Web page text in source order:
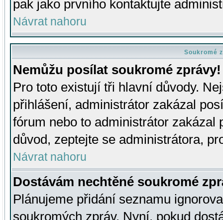
pak jako prvního kontaktujte
Návrat nahoru
Soukromé
Nemůžu posílat soukromé zprávy!
Pro toto existují tři hlavní důvody.
přihlášení, administrátor zakázal
fórum nebo to administrátor zakázal
důvod, zeptejte se administrátora,
Návrat nahoru
Dostávám nechtěné soukromé
Plánujeme přidání seznamu
soukromých zpráv. Nyní, pokud